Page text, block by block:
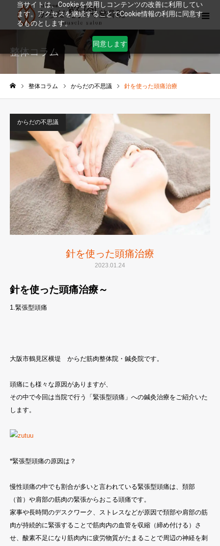
当サイトは、Cookieを使用しコンテンツの改善に利用してい
ます。アクセスを継続することでCookie情報の利用に同意す
るものとします。
同意します
整体コラム
整体コラム からだの不思議 針を使った頭痛治療
からだの不思議
針を使った頭痛治療
2023.01.24
針を使った頭痛治療～
1.緊張型頭痛
大阪市鶴見区横堤 からだ筋肉整体院・鍼灸院です。
頭痛にも様々な原因がありますが、
その中で今回は当院で行う「緊張型頭痛」への鍼灸治療をご紹介いた
します。
*緊張型頭痛の原因は？
慢性頭痛の中でも割合が多いと言われている緊張型頭痛は、頚部
（首）や肩部の筋肉の緊張からおこる頭痛です。
家事や長時間のデスクワーク、ストレスなどが原因で頚部や肩部の筋
肉が持続的に緊張することで筋肉内の血管を収縮（締め付ける）さ
せ、酸素不足になり筋肉内に疲労物質がたまることで周辺の神経を刺